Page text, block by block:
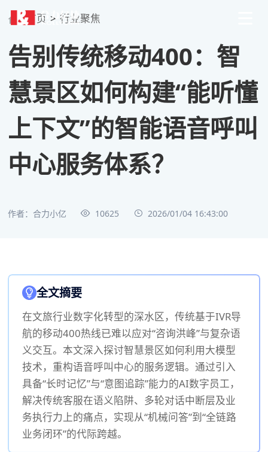
首页 > 行业聚焦
告别传统移动400：智
慧景区如何构建“能听懂
上下文”的智能语音呼叫
中心服务体系？
作者：合力小亿 10625 2026/01/04 16:43:00
全文摘要
在文旅行业数字化转型的深水区，传统基于IVR导
航的移动400热线已难以应对“咨询洪峰”与复杂语
义交互。本文深入探讨智慧景区如何利用大模型
技术，重构语音呼叫中心的服务逻辑。通过引入
具备“长时记忆”与“意图追踪”能力的AI数字员工，
解决传统客服在语义陷阱、多轮对话中断层及业
务执行力上的痛点，实现从“机械问答”到“全链路
业务闭环”的代际跨越。